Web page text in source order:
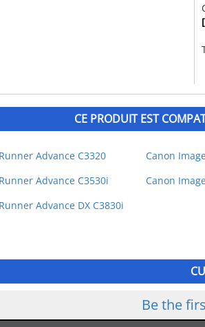
CE PRODUIT EST
Advance C3320 Canon
Advance C3530i
Canon
Advance DX C3830i
Be the